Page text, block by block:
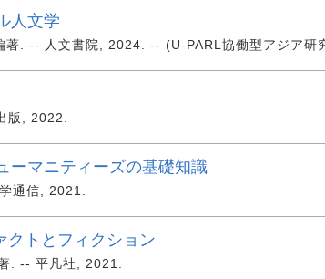
人文学
著. -- 人文書院, 2024. -- (U-PARL協働型アジア研
版, 2022.
ーマニティーズの基礎知識
通信, 2021.
クトとフィクション
. -- 平凡社, 2021.